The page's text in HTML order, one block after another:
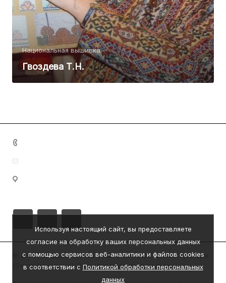
Национальная вышивка
Гвоздева Т.Н.
© 2026 Государственное бюджетное учреждение культуры
«Республиканский Дом народного творчества»
Используя настоящий сайт, вы предоставляете
согласие на обработку ваших персональных данных
с помощью сервисов веб-аналитики и файлов cookies
в соответствии с Политикой обработки персональных
данных